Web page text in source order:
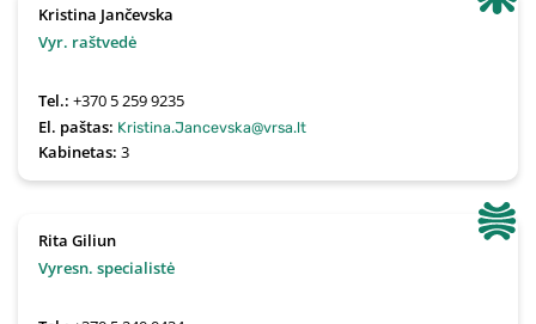
Kristina Jančevska
Vyr. raštvedė
Tel.:+370 5 259 9235
El. paštas: Kristina.Jancevska@vrsa.lt
Kabinetas:3
Rita Giliun
Vyresn. specialistė